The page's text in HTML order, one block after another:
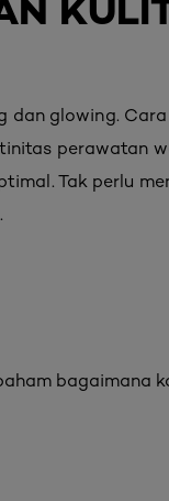
dan glowing. Cara
perawatan
Tak perlu
bagaimana